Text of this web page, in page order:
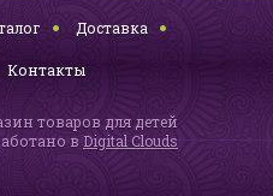
Доставка
Контакты
товаров для детей
в Digital Clouds